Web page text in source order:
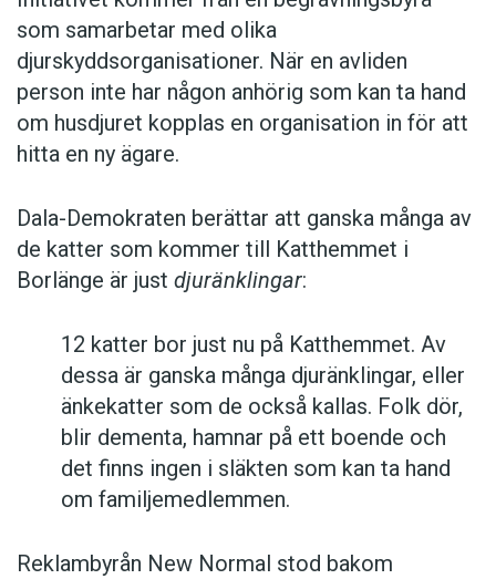
som samarbetar med olika
djurskyddsorganisationer. När en avliden
person inte har någon anhörig som kan ta hand
om husdjuret kopplas en organisation in för att
hitta en ny ägare.
Dala-Demokraten berättar att ganska många av
de katter som kommer till Katthemmet i
Borlänge är just djuränklingar:
12 katter bor just nu på Katthemmet. Av
dessa är ganska många djuränklingar, eller
änkekatter som de också kallas. Folk dör,
blir dementa, hamnar på ett boende och
det finns ingen i släkten som kan ta hand
om familjemedlemmen.
Reklambyrån New Normal stod bakom